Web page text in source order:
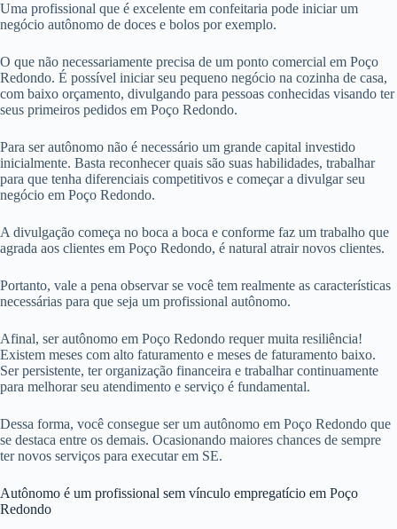
Uma profissional que é excelente em confeitaria pode iniciar um
negócio autônomo de doces e bolos por exemplo.
O que não necessariamente precisa de um ponto comercial em Poço
Redondo. É possível iniciar seu pequeno negócio na cozinha de casa,
com baixo orçamento, divulgando para pessoas conhecidas visando ter
seus primeiros pedidos em Poço Redondo.
Para ser autônomo não é necessário um grande capital investido
inicialmente. Basta reconhecer quais são suas habilidades, trabalhar
para que tenha diferenciais competitivos e começar a divulgar seu
negócio em Poço Redondo.
A divulgação começa no boca a boca e conforme faz um trabalho que
agrada aos clientes em Poço Redondo, é natural atrair novos clientes.
Portanto, vale a pena observar se você tem realmente as características
necessárias para que seja um profissional autônomo.
Afinal, ser autônomo em Poço Redondo requer muita resiliência!
Existem meses com alto faturamento e meses de faturamento baixo.
Ser persistente, ter organização financeira e trabalhar continuamente
para melhorar seu atendimento e serviço é fundamental.
Dessa forma, você consegue ser um autônomo em Poço Redondo que
se destaca entre os demais. Ocasionando maiores chances de sempre
ter novos serviços para executar em SE.
Autônomo é um profissional sem vínculo empregatício em Poço
Redondo